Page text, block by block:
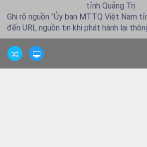
tỉnh Quảng Trị
Ghi rõ nguồn "Ủy ban MTTQ Việt Nam
đến URL nguồn tin khi phát hành lại